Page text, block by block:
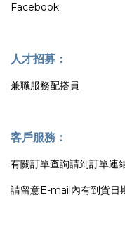
Facebook
人才招募：
兼職服務配搭員
客戶服務：
有關訂單查詢請到訂單連
請留意E-mail內有到貨日